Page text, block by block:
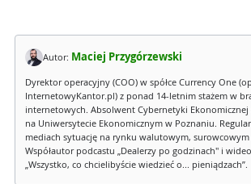
Autor: Maciej Przygórzewski
Dyrektor operacyjny (COO) w spółce Currency One
InternetowyKantor.pl) z ponad 14-letnim stażem w
internetowych. Absolwent Cybernetyki Ekonomicznej
na Uniwersytecie Ekonomicznym w Poznaniu.
mediach sytuację na rynku walutowym,
Współautor podcastu „Dealerzy po godzinach" i
„Wszystko, co chcielibyście wiedzieć o... pieniądzach”.